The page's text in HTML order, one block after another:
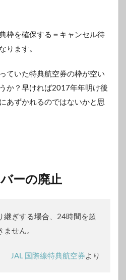
枠を確保する＝キャンセル待
ります。
ていた特典航空券の枠が空い
か？早ければ2017年年明け後
あずかれるのではないかと思
ーの廃止
継ぎする場合、24時間を超
せん。
JAL 国際線特典航空券より